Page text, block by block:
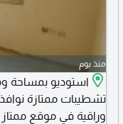
منذ يوم
استوديو بمساحة
تشطيبات ممتازة
وراقية في موقع